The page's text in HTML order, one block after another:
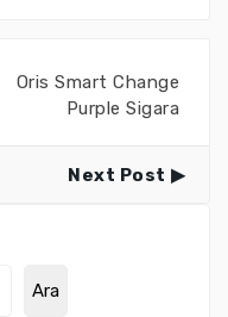
Oris Smart Change
Purple Sigara
Next Post
Ara